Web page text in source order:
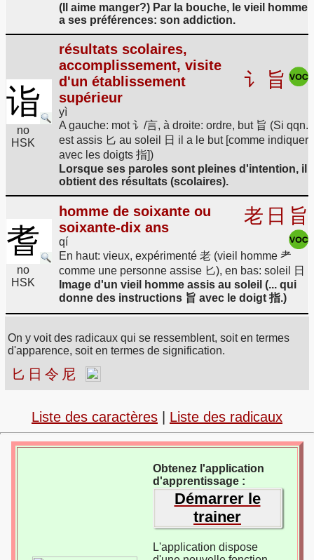
(Il aime manger?) Par la bouche, le vieil homme
a ses préférences: son addiction.
诣
no
HSK
résultats scolaires,
accomplissement, visite
d'un établissement
supérieur
yì
讠 旨
A gauche: mot 讠/言, à droite: ordre, but 旨 (Si qqn.
est assis 匕 au soleil 日 il a le but [comme indiquer
avec les doigts 指])
Lorsque ses paroles sont pleines d'intention, il
obtient des résultats (scolaires).
耆
no
HSK
homme de soixante ou
soixante-dix ans
qí
老 日 旨
En haut: vieux, expérimenté 老 (vieil homme 耂
comme une personne assise 匕), en bas: soleil 日
Image d'un vieil homme assis au soleil (... qui
donne des instructions 旨 avec le doigt 指.)
On y voit des radicaux qui se ressemblent, soit en termes
d'apparence, soit en termes de signification.
匕 日 令 尼
Liste des caractères Liste des radicaux
Obtenez l'application
d'apprentissage :
Démarrer le
trainer
L'application dispose